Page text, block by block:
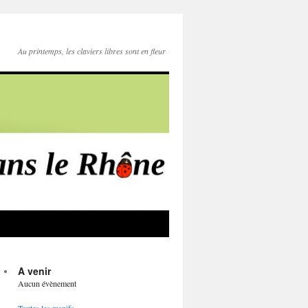
Au printemps, les claviers libres sont en fleur
A venir
Aucun évènement